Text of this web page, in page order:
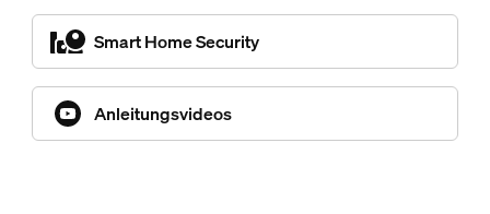
Smart Home Security
Anleitungsvideos